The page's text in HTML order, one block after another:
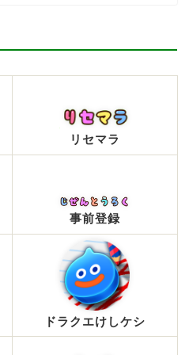
リセマラ
事前登録
ドラクエけしケシ